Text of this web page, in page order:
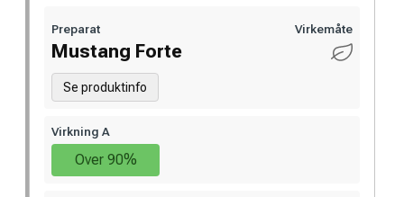
Preparat
Mustang Forte
Se produktinfo
Virkemåte
Virkning A
Over 90%